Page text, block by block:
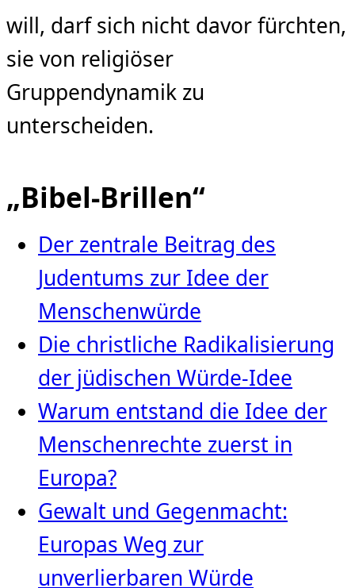
will, darf sich nicht davor fürchten,
sie von religiöser
Gruppendynamik zu
unterscheiden.
„Bibel-Brillen“
Der zentrale Beitrag des
Judentums zur Idee der
Menschenwürde
Die christliche Radikalisierung
der jüdischen Würde‑Idee
Warum entstand die Idee der
Menschenrechte zuerst in
Europa?
Gewalt und Gegenmacht:
Europas Weg zur
unverlierbaren Würde